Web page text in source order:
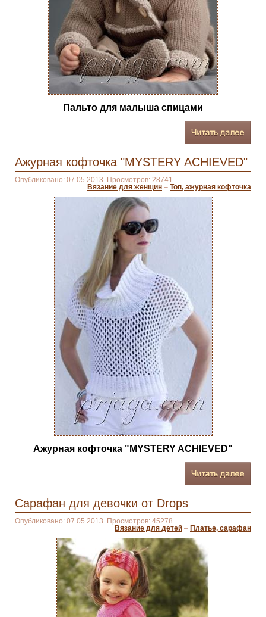
Пальто для малыша спицами
Ажурная кофточка "MYSTERY ACHIEVED"
Опубликовано: 07.05.2013. Просмотров: 28741
Вязание для женщин – Топ, ажурная кофточка
Ажурная кофточка "MYSTERY ACHIEVED"
Сарафан для девочки от Drops
Опубликовано: 07.05.2013. Просмотров: 45278
Вязание для детей – Платье, сарафан